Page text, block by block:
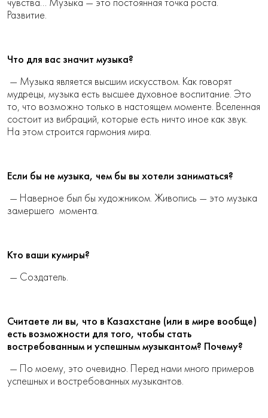
чувства… Музыка — это постоянная точка роста.
Развитие.
Что для вас значит музыка?
— Музыка является высшим искусством. Как говорят
мудрецы, музыка есть высшее духовное воспитание. Это
то, что возможно только в настоящем моменте. Вселенная
состоит из вибраций, которые есть ничто иное как звук.
На этом строится гармония мира.
Если бы не музыка, чем бы вы хотели заниматься?
— Наверное был бы художником. Живопись — это музыка
замершего момента.
Кто ваши кумиры?
— Создатель.
Считаете ли вы, что в Казахстане (или в мире вообще)
есть возможности для того, чтобы стать
востребованным и успешным музыкантом? Почему?
— По моему, это очевидно. Перед нами много примеров
успешных и востребованных музыкантов.